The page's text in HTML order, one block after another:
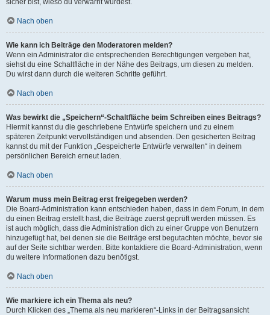
sicher bist, wieso du verwarnt wurdest.
Nach oben
Wie kann ich Beiträge den Moderatoren melden?
Wenn ein Administrator die entsprechenden Berechtigungen vergeben hat,
siehst du eine Schaltfläche in der Nähe des Beitrags, um diesen zu melden.
Du wirst dann durch die weiteren Schritte geführt.
Nach oben
Was bewirkt die „Speichern“-Schaltfläche beim Schreiben eines Beitrags?
Hiermit kannst du die geschriebene Entwürfe speichern und zu einem
späteren Zeitpunkt vervollständigen und absenden. Den gesicherten Beitrag
kannst du mit der Funktion „Gespeicherte Entwürfe verwalten“ in deinem
persönlichen Bereich erneut laden.
Nach oben
Warum muss mein Beitrag erst freigegeben werden?
Die Board-Administration kann entschieden haben, dass in dem Forum, in dem
du einen Beitrag erstellt hast, die Beiträge zuerst geprüft werden müssen. Es
ist auch möglich, dass die Administration dich zu einer Gruppe von Benutzern
hinzugefügt hat, bei denen sie die Beiträge erst begutachten möchte, bevor sie
auf der Seite sichtbar werden. Bitte kontaktiere die Board-Administration, wenn
du weitere Informationen dazu benötigst.
Nach oben
Wie markiere ich ein Thema als neu?
Durch Klicken des „Thema als neu markieren“-Links in der Beitragsansicht